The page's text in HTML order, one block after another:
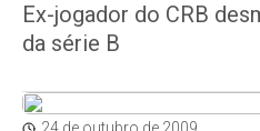
Ex-jogador do CRB
da série B